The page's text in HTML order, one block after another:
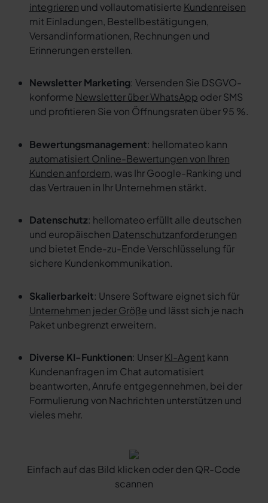
integrieren und vollautomatisierte Kundenreisen
mit Einladungen, Bestellbestätigungen,
Versandinformationen, Rechnungen und
Erinnerungen erstellen.
Newsletter Marketing: Versenden Sie DSGVO-
konforme Newsletter über WhatsApp oder SMS
und profitieren Sie von Öffnungsraten über 95 %.
Bewertungsmanagement: hellomateo kann
automatisiert Online-Bewertungen von Ihren
Kunden anfordern, was Ihr Google-Ranking und
das Vertrauen in Ihr Unternehmen stärkt.
Datenschutz: hellomateo erfüllt alle deutschen
und europäischen Datenschutzanforderungen
und bietet Ende-zu-Ende Verschlüsselung für
sichere Kundenkommunikation.
Skalierbarkeit: Unsere Software eignet sich für
Unternehmen jeder Größe und lässt sich je nach
Paket unbegrenzt erweitern.
Diverse KI-Funktionen: UnserKI-Agent kann
Kundenanfragen im Chat automatisiert
beantworten, Anrufe entgegennehmen, bei der
Formulierung von Nachrichten unterstützen und
vieles mehr.
Einfach auf das Bild klicken oder den QR-Code
scannen